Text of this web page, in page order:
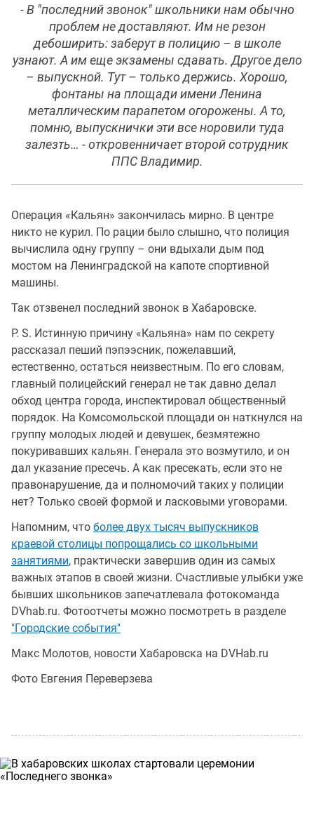
- В "последний звонок" школьники нам обычно
проблем не доставляют. Им не резон
дебоширить: заберут в полицию – в школе
узнают. А им еще экзамены сдавать. Другое дело
– выпускной. Тут – только держись. Хорошо,
фонтаны на площади имени Ленина
металлическим парапетом огорожены. А то,
помню, выпускнички эти все норовили туда
залезть… - откровенничает второй сотрудник
ППС Владимир.
Операция «Кальян» закончилась мирно. В центре
никто не курил. По рации было слышно, что полиция
вычислила одну группу – они вдыхали дым под
мостом на Ленинградской на капоте спортивной
машины.
Так отзвенел последний звонок в Хабаровске.
P. S. Истинную причину «Кальяна» нам по секрету
рассказал пеший пэпээсник, пожелавший,
естественно, остаться неизвестным. По его словам,
главный полицейский генерал не так давно делал
обход центра города, инспектировал общественный
порядок. На Комсомольской площади он наткнулся на
группу молодых людей и девушек, безмятежно
покуривавших кальян. Генерала это возмутило, и он
дал указание пресечь. А как пресекать, если это не
правонарушение, да и полномочий таких у полиции
нет? Только своей формой и ласковыми уговорами.
Напомним, что более двух тысяч выпускников
краевой столицы попрощались со школьными
занятиями, практически завершив один из самых
важных этапов в своей жизни. Счастливые улыбки уже
бывших школьников запечатлевала фотокоманда
DVhab.ru. Фотоотчеты можно посмотреть в разделе
"Городские события"
Макс Молотов, новости Хабаровска на DVHab.ru
Фото Евгения Переверзева